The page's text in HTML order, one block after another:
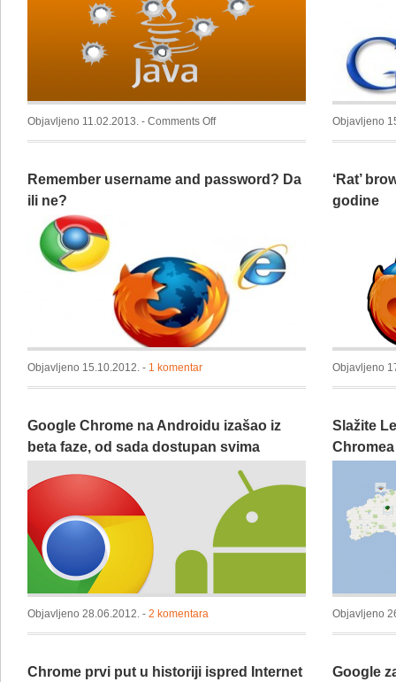
Objavljeno 11.02.2013. - Comments Offon
Kako
Javu
Objavljeno
Remember username and password? Da
ili ne?
Objavljeno 15.10.2012. - 1 komentar
‘Rat’
godine
Objavljeno
Google Chrome na Androidu izašao iz
beta faze, od sada dostupan svima
Objavljeno 28.06.2012. - 2 komentara
Slažite
Chromea
Objavljeno
Chrome prvi put u historiji ispred Internet
Google